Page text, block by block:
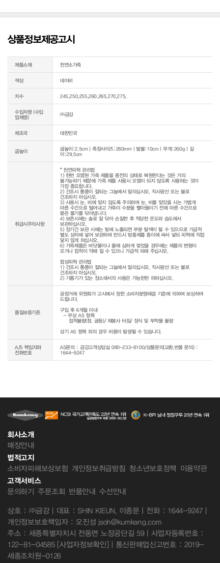
상품정보제공고시
제품소재 천연소가죽
색상 네이비
치수 245,250,255,260,265,270,275,
수입자명 (수입
업체명)
㈜금강
제조국 대한민국
굽높이
굽높이:2.5cm｜측정사이즈:260mm｜발볼:10cm｜무게:260g｜길
이:29.5cm
취급시주의사항
* 천연피혁 관리법
1) 한번 오염된 가죽 제품을 종전의 상태로 복원한다는 것은 거의
불가능하기 때문에 가죽 제품 사용시 오염이 되지 않도록 사용하는 것이
가장 중요합니다.
2) 건조시 통풍이 잘되는 그늘에서 말리십시오. 직사광선 또는 불로
건조하지 마십시오.
3) 사용시 눈, 비에 맞지 않도록 주의하며 눈, 비를 맞았을 시는 가볍게
마른 수건으로 털어내고 가죽이 수분을 빨아들이기 전에 마른 수건으로
묻은 물기를 닦아냅니다.
4) 보존시에는 솔로 잘 닦아 손질한 후 적당한 온도와 습도에서
보관하십시오.
5) 장기간 보관 시에는 빛에 노출되면 부분 탈색이 될 수 있으므로 가급적
별도 상자에 넣어 보관하며 반드시 방충제를 종이에 싸서 넣되 피혁에 직접
닿지 않게 하십시오.
6) 가죽제품은 바닷물이나 물에 심하게 젖었을 경우에는 제품의 변형이
오거나 접착이 약해 질 수 있으니 가급적 피해 주십시오.
합성피혁 관리법
1) 건조시 통풍이 잘되는 그늘에서 말리십시오. 직사광선 또는 불로
건조하지 마십시오.
2) 기름기가 있는 장소에서의 사용은 가능한한 피하십시오.
품질보증기준
공정거래 위원회가 고시에서 정한 소비자분쟁해결 기준에 의하여 보상하여
드립니다.
구입 후 6개월 이내
  - 무상 AS 항목
상기 AS 항목 외의 경우 비용이 발생될 수 있습니다.
A/S 책임자와
전화번호
AS문의 : 금강고객상담실 080-233-8100/상품문의(교환,반품 문의) :
1644-9247
회사소개
매장안내
법적고지
소비자피해보상보험 개인정보취급방침 청소년보호정책 이용약관
고객서비스
문의하기 주문조회 반품안내 수선안내
상호 : ㈜금강 | 대표 : SHIN KIEUN, 이종문 | 전화 : 1644-9247 |
개인정보보호책임자 : 오진성 jsoh@kumkang.com
주소 : 세종특별자치시 전동면 노장공단길 59 | 사업자등록번호 :
122-81-04585 [사업자정보확인] | 통신판매업신고번호 : 2019-
세종조치원-0126